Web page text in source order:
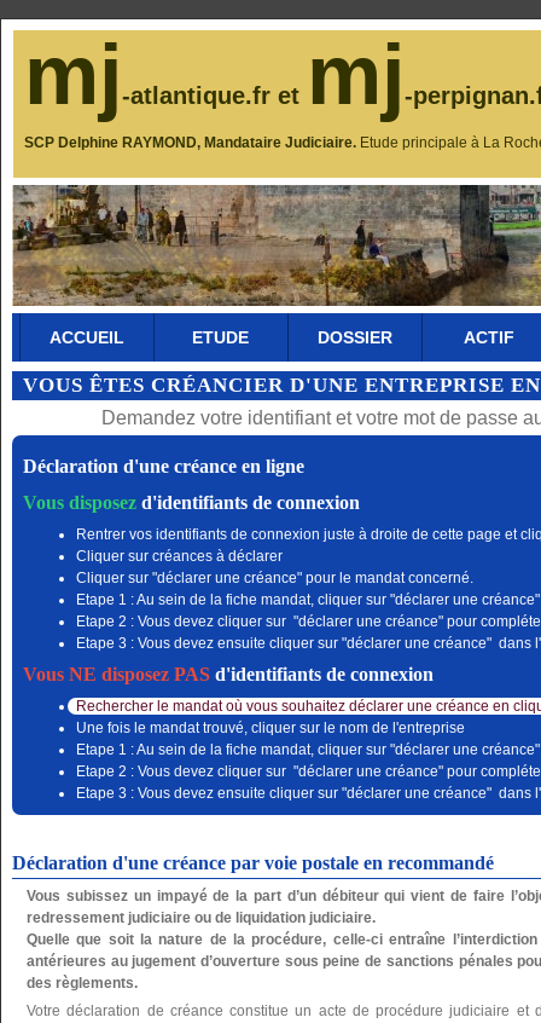
mj-atlantique.fr et mj-
SCP Delphine RAYMOND, Mandataire Judiciaire. Etude principale à La
ACCUEIL ETUDE DOSSIER ACTIF
VOUS ÊTES CRÉANCIER D'UNE ENTREPRISE
Demandez votre identifiant et votre mot de passe
Déclaration d'une créance en ligne
Vous disposezd'identifiants de connexion
Rentrer vos identifiants de connexion juste à droite de cette page et
Cliquer sur créances à déclarer
Cliquer sur "déclarer une créance" pour le mandat concerné.
Etape 1 : Au sein de la fiche mandat, cliquer sur "déclarer une créance"
Etape 2 : Vous devez cliquer sur "déclarer une créance" pour
Etape 3 : Vous devez ensuite cliquer sur "déclarer une créance" dans
Vous NE disposez PASd'identifiants de connexion
Rechercher le mandat où vous souhaitez déclarer une créance en
Une fois le mandat trouvé, cliquer sur le nom de l'entreprise
Etape 1 : Au sein de la fiche mandat, cliquer sur "déclarer une créance"
Etape 2 : Vous devez cliquer sur "déclarer une créance" pour
Etape 3 : Vous devez ensuite cliquer sur "déclarer une créance" dans
Déclaration d'une créance par voie postale en recommandé
Vous subissez un impayé de la part d’un débiteur qui vient de faire
redressement judiciaire ou de liquidation judiciaire.
Quelle que soit la nature de la procédure, celle-ci entraîne
antérieures au jugement d’ouverture sous peine de sanctions pénales
des règlements.
Votre déclaration de créance constitue un acte de procédure judiciaire et